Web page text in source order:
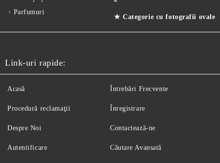
Parfumuri
★ Categorie cu fotografii ovale
Link-uri rapide:
Acasă
Procedură reclamaţii
Despre Noi
Autentificare
Întrebări Frecvente
Înregistrare
Contactează-ne
Căutare Avansată